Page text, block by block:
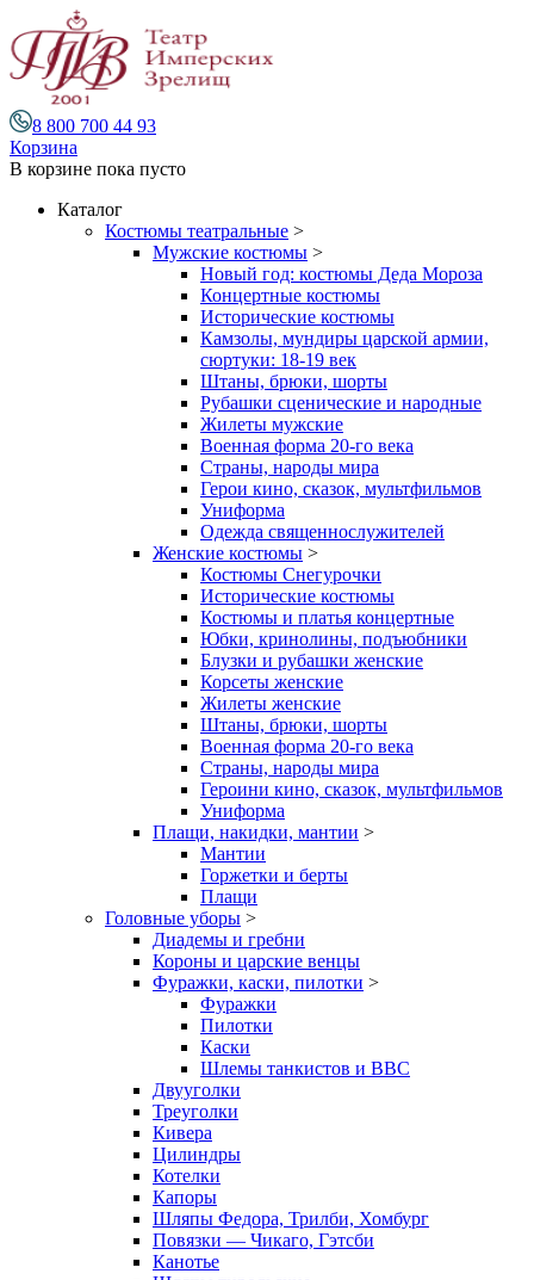
8 800 700 44 93
Корзина
В корзине пока пусто
Каталог
Костюмы театральные >
Мужские костюмы >
Новый год: костюмы Деда Мороза
Концертные костюмы
Исторические костюмы
Камзолы, мундиры царской армии,
сюртуки: 18-19 век
Штаны, брюки, шорты
Рубашки сценические и народные
Жилеты мужские
Военная форма 20-го века
Страны, народы мира
Герои кино, сказок, мультфильмов
Униформа
Одежда священнослужителей
Женские костюмы >
Костюмы Снегурочки
Исторические костюмы
Костюмы и платья концертные
Юбки, кринолины, подъюбники
Блузки и рубашки женские
Корсеты женские
Жилеты женские
Штаны, брюки, шорты
Военная форма 20-го века
Страны, народы мира
Героини кино, сказок, мультфильмов
Униформа
Плащи, накидки, мантии >
Мантии
Горжетки и берты
Плащи
Головные уборы >
Диадемы и гребни
Короны и царские венцы
Фуражки, каски, пилотки >
Фуражки
Пилотки
Каски
Шлемы танкистов и ВВС
Двууголки
Треуголки
Кивера
Цилиндры
Котелки
Капоры
Шляпы Федора, Трилби, Хомбург
Повязки — Чикаго, Гэтсби
Канотье